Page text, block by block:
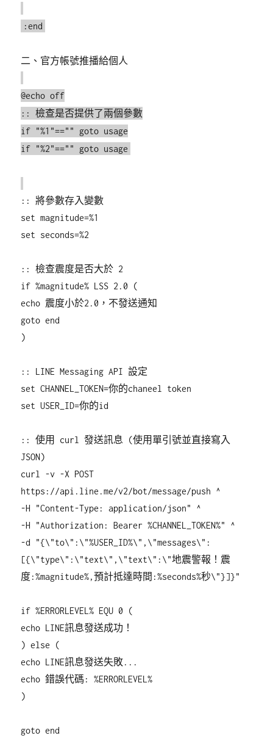
:end
二、官方帳號推播給個人
@echo off
:: 檢查是否提供了兩個參數
if "%1"=="" goto usage
if "%2"=="" goto usage
:: 將參數存入變數
set magnitude=%1
set seconds=%2
:: 檢查震度是否大於 2
if %magnitude% LSS 2.0 (
echo 震度小於2.0，不發送通知
goto end
)
:: LINE Messaging API 設定
set CHANNEL_TOKEN=你的chaneel token
set USER_ID=你的id
:: 使用 curl 發送訊息 (使用單引號並直接寫入
JSON)
curl -v -X POST
https://api.line.me/v2/bot/message/push ^
-H "Content-Type: application/json" ^
-H "Authorization: Bearer %CHANNEL_TOKEN%" ^
-d "{\"to\":\"%USER_ID%\",\"messages\":
[{\"type\":\"text\",\"text\":\"地震警報！震
度:%magnitude%,預計抵達時間:%seconds%秒\"}]}"
if %ERRORLEVEL% EQU 0 (
echo LINE訊息發送成功！
) else (
echo LINE訊息發送失敗...
echo 錯誤代碼: %ERRORLEVEL%
)
goto end